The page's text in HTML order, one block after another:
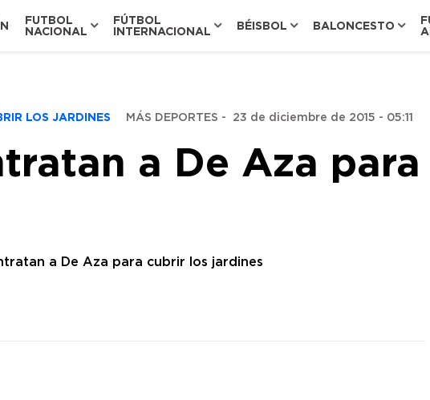
FUTBOL
NACIONAL
FÚTBOL
INTERNACIONAL
BÉISBOL BALONCESTO
LOS JARDINES MÁS DEPORTES - 23 de diciembre de 2015 - 05:11
a De Aza